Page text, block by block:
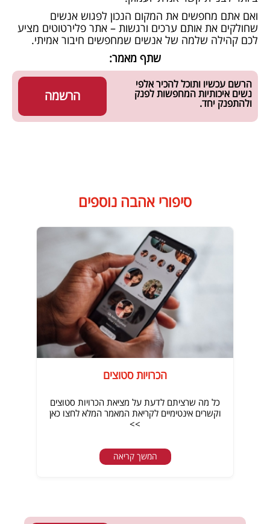
ואם אתם מחפשים את המקום הנכון לפגוש אנשים
שחולקים את אותם ערכים ורגשות – אתר פלירטוטים מציע
לכם קהילה שלמה של אנשים שמחפשים חיבור אמיתי.
שתף מאמר:
הרשמה
הרשם עכשיו ותוכל להכיר אלפי
נשים איכותיות המחפשות לפנק
ולהתפנק יחד.
סיפורי אהבה נוספים
הכרויות סטוצים
כל מה שרציתם לדעת על מציאת הכרויות סטוצים
וקשרים אינטימיים לקריאת המאמר המלא לחצו כאן
>>
המשך קריאה